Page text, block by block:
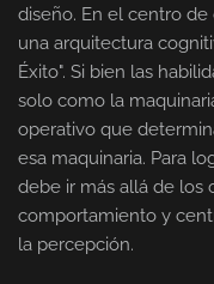
diseño. En el centro
una arquitectura
Éxito". Si bien las
solo como la
operativo que
esa maquinaria. Para
debe ir más allá de los
comportamiento y
la percepción.